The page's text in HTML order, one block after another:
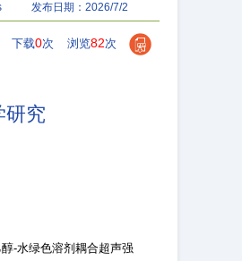
发布日期：2026/7/2
下载0次 浏览82次
研究
-水绿色溶剂耦合超声强